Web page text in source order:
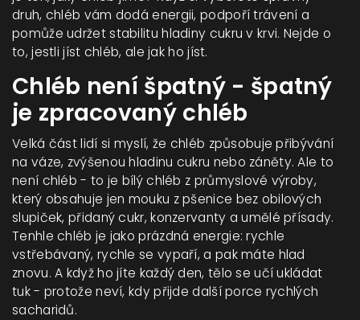
druh, chléb vám dodá energii, podpoří trávení a
pomůže udržet stabilitu hladiny cukru v krvi. Nejde o
to, jestli jíst chléb, ale jak ho jíst.
Chléb není špatný - špatný
je zpracovaný chléb
Velká část lidí si myslí, že chléb způsobuje přibývání
na váze, zvýšenou hladinu cukru nebo záněty. Ale to
není chléb - to je bílý chléb z průmyslové výroby,
který obsahuje jen mouku z pšenice bez obilových
slupiček, přidaný cukr, konzervanty a umělé přísady.
Tenhle chléb je jako prázdná energie: rychle
vstřebávaný, rychle se vypaří, a pak máte hlad
znovu. A když ho jíte každý den, tělo se učí ukládat
tuk - protože neví, kdy přijde další porce rychlých
sacharidů.